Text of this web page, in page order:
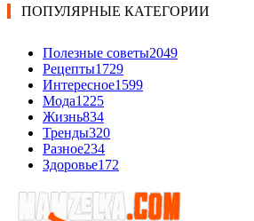
ПОПУЛЯРНЫЕ КАТЕГОРИИ
Полезные советы2049
Рецепты1729
Интересное1599
Мода1225
Жизнь834
Тренды320
Разное234
Здоровье172